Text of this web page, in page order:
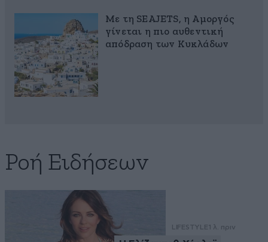
Με τη SEAJETS, η Αμοργός
γίνεται η πιο αυθεντική
απόδραση των Κυκλάδων
Ροή Ειδήσεων
LIFESTYLE 1 λ. πριν